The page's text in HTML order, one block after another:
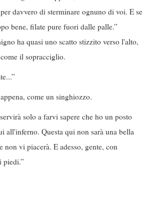
davvero di sterminare ognuno di voi. E se
bene, filate pure fuori dalle palle.”
ha quasi uno scatto stizzito verso l'alto,
il sopracciglio.
come un singhiozzo.
solo a farvi sapere che ho un posto
all'inferno. Questa qui non sarà una bella
non vi piacerà. E adesso, gente, con
piedi.”